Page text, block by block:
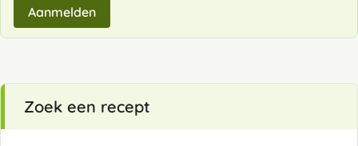
Aanmelden
Zoek een recept